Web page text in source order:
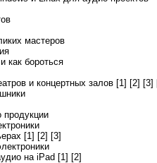
мастеров
как бороться
и концертных залов [1] [2] [3]
продукции
[1] [2] [3]
на iPad [1] [2]